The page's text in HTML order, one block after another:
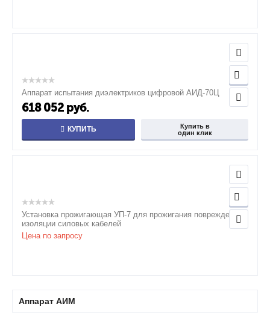
Аппарат испытания диэлектриков цифровой АИД-70Ц
618 052 руб.
КУПИТЬ
Купить в
один клик
Установка прожигающая УП-7 для прожигания повреждений
изоляции силовых кабелей
Цена по запросу
Аппарат АИМ